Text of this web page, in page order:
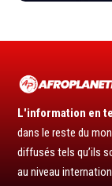
L'information en
dans le reste du
diffusés tels qu’ils
au niveau